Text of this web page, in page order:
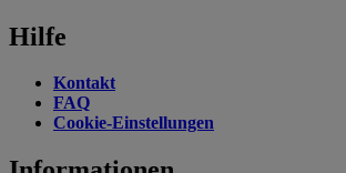
Hilfe
Kontakt
FAQ
Cookie-Einstellungen